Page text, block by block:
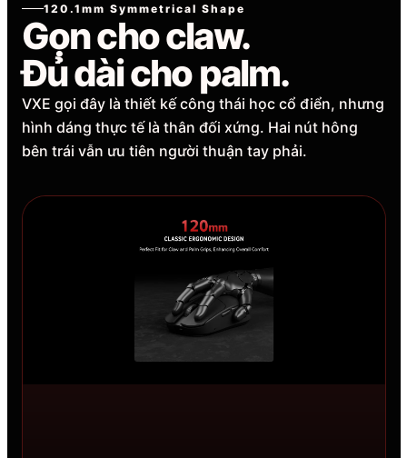
120.1mm Symmetrical Shape
Gọn cho claw.
Đủ dài cho palm.
VXE gọi đây là thiết kế công thái học cổ điển, nhưng
hình dáng thực tế là thân đối xứng. Hai nút hông
bên trái vẫn ưu tiên người thuận tay phải.